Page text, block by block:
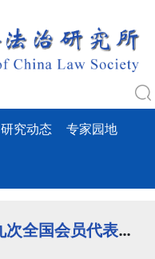
研究动态 专家园地
习近平致信中国法学会第九次全国会员代表大会